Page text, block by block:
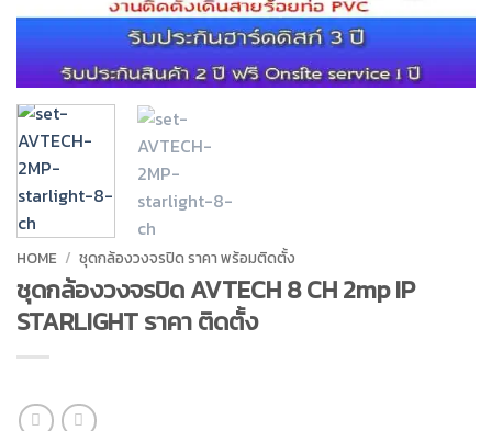
HOME / ชุดกล้องวงจรปิด ราคา พร้อมติดตั้ง
ชุดกล้องวงจรปิด AVTECH 8 CH 2mp IP
STARLIGHT ราคา ติดตั้ง